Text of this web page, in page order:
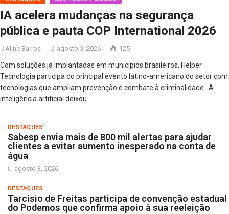
IA acelera mudanças na segurança
pública e pauta COP International 2026
Aline Barros agosto 3, 2026 125
Com soluções já implantadas em municípios brasileiros, Helper
Tecnologia participa do principal evento latino-americano do setor com
tecnologias que ampliam prevenção e combate à criminalidade A
inteligência artificial deixou
DESTAQUES
Sabesp envia mais de 800 mil alertas para ajudar
clientes a evitar aumento inesperado na conta de
água
agosto 3, 2026
DESTAQUES
Tarcísio de Freitas participa de convenção estadual
do Podemos que confirma apoio à sua reeleição